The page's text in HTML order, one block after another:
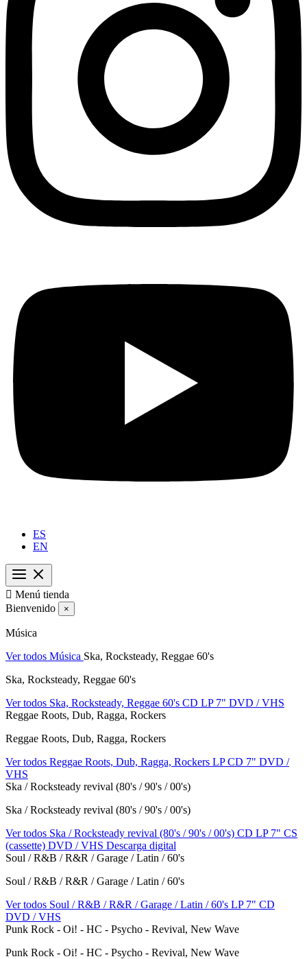
ES
EN
 Menú tienda
Bienvenido
×
Música
Ver todos Música Ska, Rocksteady, Reggae 60's
Ska, Rocksteady, Reggae 60's
Ver todos Ska, Rocksteady, Reggae 60's CD LP 7" DVD / VHS
Reggae Roots, Dub, Ragga, Rockers
Reggae Roots, Dub, Ragga, Rockers
Ver todos Reggae Roots, Dub, Ragga, Rockers LPCD 7" DVD /
VHS
Ska / Rocksteady revival (80's / 90's / 00's)
Ska / Rocksteady revival (80's / 90's / 00's)
Ver todos Ska / Rocksteady revival (80's / 90's / 00's) CD LP 7" CS
(cassette) DVD / VHS Descarga digital
Soul / R&B / R&R / Garage / Latin / 60's
Soul / R&B / R&R / Garage / Latin / 60's
Ver todos Soul / R&B / R&R / Garage / Latin / 60's LP 7" CD
DVD / VHS
Punk Rock - Oi! - HC - Psycho - Revival, New Wave
Punk Rock - Oi! - HC - Psycho - Revival, New Wave